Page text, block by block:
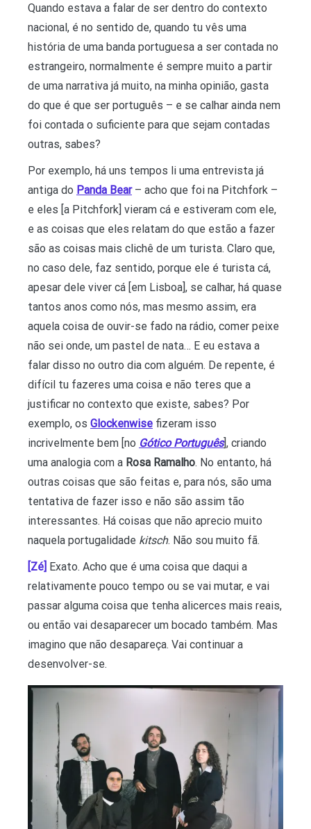
Quando estava a falar de ser dentro do contexto
nacional, é no sentido de, quando tu vês uma
história de uma banda portuguesa a ser contada no
estrangeiro, normalmente é sempre muito a partir
de uma narrativa já muito, na minha opinião, gasta
do que é que ser português – e se calhar ainda nem
foi contada o suficiente para que sejam contadas
outras, sabes?
Por exemplo, há uns tempos li uma entrevista já
antiga do Panda Bear– acho que foi na Pitchfork –
e eles [a Pitchfork] vieram cá e estiveram com ele,
e as coisas que eles relatam do que estão a fazer
são as coisas mais clichê de um turista. Claro que,
no caso dele, faz sentido, porque ele é turista cá,
apesar dele viver cá [em Lisboa], se calhar, há quase
tantos anos como nós, mas mesmo assim, era
aquela coisa de ouvir-se fado na rádio, comer peixe
não sei onde, um pastel de nata… E eu estava a
falar disso no outro dia com alguém. De repente, é
difícil tu fazeres uma coisa e não teres que a
justificar no contexto que existe, sabes? Por
exemplo, os Glockenwise fizeram isso
incrivelmente bem [no Gótico Português], criando
uma analogia com a Rosa Ramalho. No entanto, há
outras coisas que são feitas e, para nós, são uma
tentativa de fazer isso e não são assim tão
interessantes. Há coisas que não aprecio muito
naquela portugalidade kitsch. Não sou muito fã.
[Zé] Exato. Acho que é uma coisa que daqui a
relativamente pouco tempo ou se vai mutar, e vai
passar alguma coisa que tenha alicerces mais reais,
ou então vai desaparecer um bocado também. Mas
imagino que não desapareça. Vai continuar a
desenvolver-se.